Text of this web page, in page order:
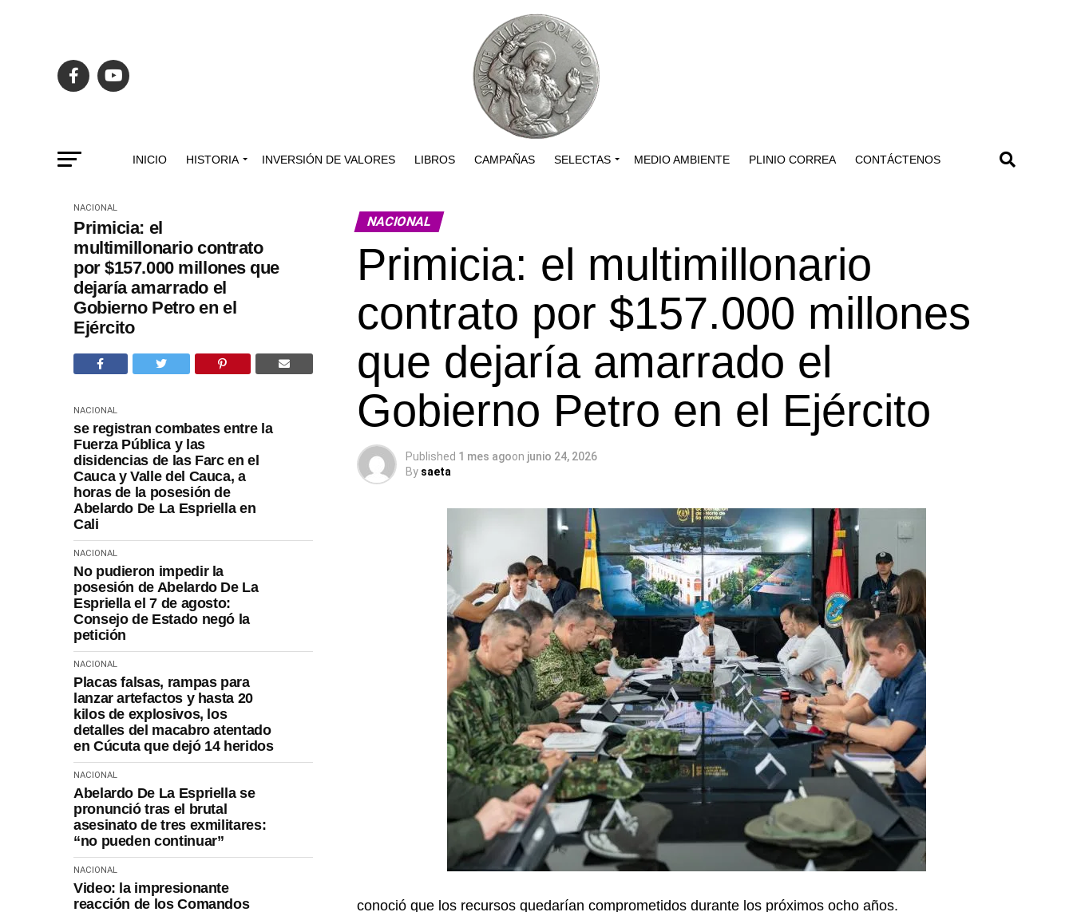
INICIO HISTORIA INVERSIÓN DE VALORES LIBROS CAMPAÑAS SELECTAS MEDIO AMBIENTE PLINIO CORREA CONTÁCTENOS
NACIONAL
Primicia: el
multimillonario contrato
por $157.000 millones que
dejaría amarrado el
Gobierno Petro en el
Ejército
NACIONAL
se registran combates entre la
Fuerza Pública y las
disidencias de las Farc en el
Cauca y Valle del Cauca, a
horas de la posesión de
Abelardo De La Espriella en
Cali
NACIONAL
No pudieron impedir la
posesión de Abelardo De La
Espriella el 7 de agosto:
Consejo de Estado negó la
petición
NACIONAL
Placas falsas, rampas para
lanzar artefactos y hasta 20
kilos de explosivos, los
detalles del macabro atentado
en Cúcuta que dejó 14 heridos
NACIONAL
Abelardo De La Espriella se
pronunció tras el brutal
asesinato de tres exmilitares:
“no pueden continuar”
NACIONAL
Video: la impresionante
reacción de los Comandos
NACIONAL
Primicia: el multimillonario
contrato por $157.000 millones
que dejaría amarrado el
Gobierno Petro en el Ejército
Published 1 mes agoon junio 24, 2026
By saeta
conoció que los recursos quedarían comprometidos durante los próximos ocho años.